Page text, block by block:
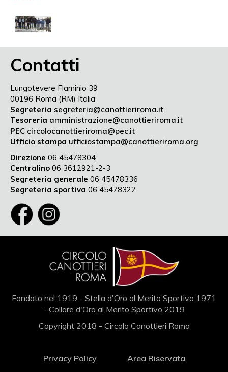
Contatti
Lungotevere Flaminio 39
00196 Roma (RM) Italia
Segreteria segreteria@canottieriroma.it
Tesoreria amministrazione@canottieriroma.it
PEC circolocanottieriroma@pec.it
Ufficio stampa ufficiostampa@canottieriroma.org
Direzione 06 45478304
Centralino 06 3612921-2-3
Segreteria generale 06 45478336
Segreteria sportiva 06 45478322
Fondato nel 1919 - Stella d'Oro al Merito Sportivo 1971
- Collare d'Oro al Merito Sportivo 2019
Copyright 2018 - Circolo Canottieri Roma
Privacy Policy Area Riservata